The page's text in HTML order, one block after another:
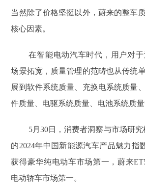
当然除了价格坚挺以外，蔚来的整车
核心因素。
在智能电动汽车时代，用户对
场景拓宽，质量管理的范畴也从传统
展到软件系统质量、充换电系统质量
件质量、电驱系统质量、电池系统质量
5月30日，消费者洞察与市场研究
的2024年中国新能源汽车产品魅力指
获得豪华纯电动车市场第一，蔚来
电动轿车市场第一。